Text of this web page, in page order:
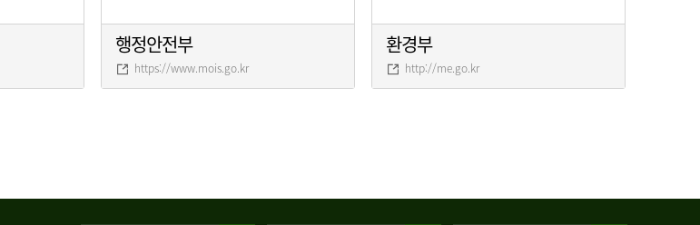
행정안전부
https://www.mois.go.kr
환경부
http://me.go.kr